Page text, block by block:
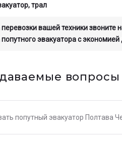
трал
вашей техники звоните
эвакуатора с экономией
попутный эвакуатор Полтава